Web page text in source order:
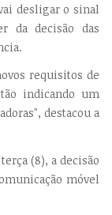
desligar o sinal
da decisão das
requisitos de
indicando um
destacou a
(8), a decisão
móvel